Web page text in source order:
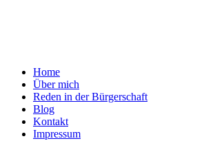
Home
Über mich
Reden in der Bürgerschaft
Blog
Kontakt
Impressum